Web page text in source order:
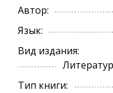
Автор:
Язык:
Вид издания:
Тип книги: